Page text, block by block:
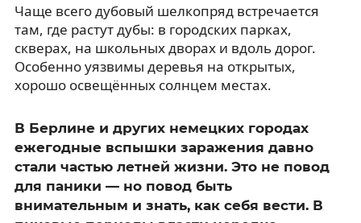
Чаще всего дубовый шелкопряд встречается
там, где растут дубы: в городских парках,
скверах, на школьных дворах и вдоль дорог.
Особенно уязвимы деревья на открытых,
хорошо освещённых солнцем местах.
В Берлине и других немецких городах
ежегодные вспышки заражения давно
стали частью летней жизни. Это не повод
для паники — но повод быть
внимательным и знать, как себя вести. В